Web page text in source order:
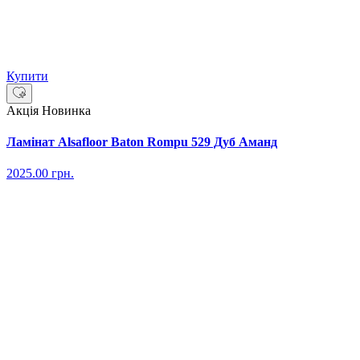
Купити
Акція Новинка
Ламінат Alsafloor Baton Rompu 529 Дуб Аманд
2025.00 грн.